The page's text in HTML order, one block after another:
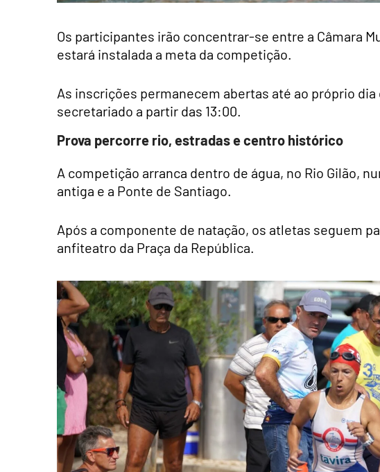
Os participantes irão concentrar-se entre a Câmara
estará instalada a meta da competição.
As inscrições permanecem abertas até ao próprio
secretariado a partir das 13:00.
Prova percorre rio, estradas e centro histórico
A competição arranca dentro de água, no Rio Gilão,
antiga e a Ponte de Santiago.
Após a componente de natação, os atletas seguem
anfiteatro da Praça da República.